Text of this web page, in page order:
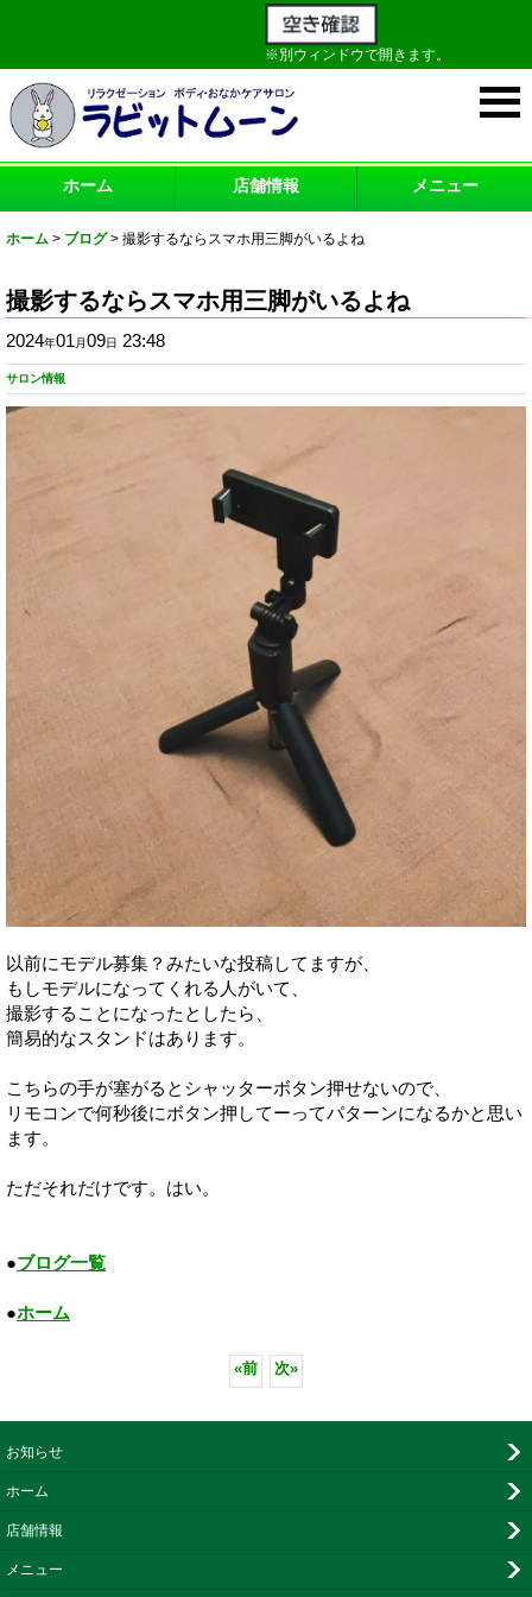
※別ウィンドウで開きます。
ホーム 店舗情報 メニュー
ホーム > ブログ > 撮影するならスマホ用三脚がいるよね
撮影するならスマホ用三脚がいるよね
2024年01月09日 23:48
サロン情報
以前にモデル募集？みたいな投稿してますが、
もしモデルになってくれる人がいて、
撮影することになったとしたら、
簡易的なスタンドはあります。
こちらの手が塞がるとシャッターボタン押せないので、
リモコンで何秒後にボタン押してーってパターンになるかと思い
ます。
ただそれだけです。はい。
●ブログ一覧
●ホーム
«前 次»
お知らせ
ホーム
店舗情報
メニュー